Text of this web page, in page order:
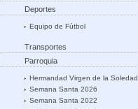
Deportes
Equipo de Fútbol
Transportes
Parroquia
Hermandad Virgen de la Soledad
Semana Santa 2026
Semana Santa 2022